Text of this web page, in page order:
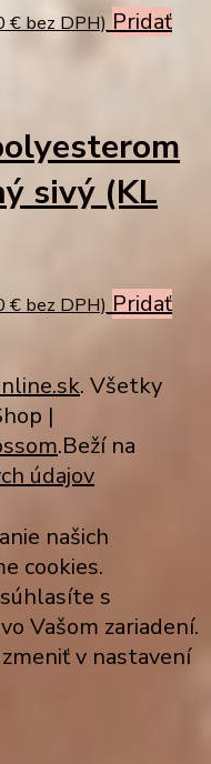
€ bez DPH) Pridať
sivý (KL
€ bez DPH) Pridať
. Všetky
|
.Beží na
údajov
našich
cookies.
s
Vašom zariadení.
v nastavení